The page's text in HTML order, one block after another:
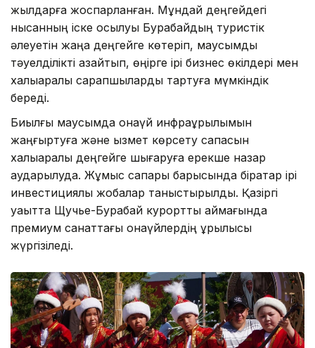
жылдарға жоспарланған. Мұндай деңгейдегі
нысанның іске қосылуы Бурабайдың туристік
әлеуетін жаңа деңгейге көтеріп, маусымдық
тәуелділікті азайтып, өңірге ірі бизнес өкілдері мен
халықаралық сарапшыларды тартуға мүмкіндік
береді.
Биылғы маусымда қонақүй инфрақұрылымын
жаңғыртуға және қызмет көрсету сапасын
халықаралық деңгейге шығаруға ерекше назар
аударылуда. Жұмыс сапары барысында бірқатар ірі
инвестициялық жобалар таныстырылды. Қазіргі
уақытта Щучье-Бурабай курорттық аймағында
премиум санаттағы қонақүйлердің құрылысы
жүргізіледі.